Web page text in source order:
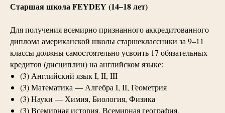
Старшая школа FEYDEY (14–18 лет)
Для получения всемирно признанного аккредитованного
диплома американской школы старшеклассники за 9–11
классы должны самостоятельно усвоить 17 обязательных
кредитов (дисциплин) на английском языке:
(3) Английский язык I, II, III
(3) Математика — Алгебра I, II, Геометрия
(3) Науки — Химия, Биология, Физика
(3) Всемирная история, Всемирная география,